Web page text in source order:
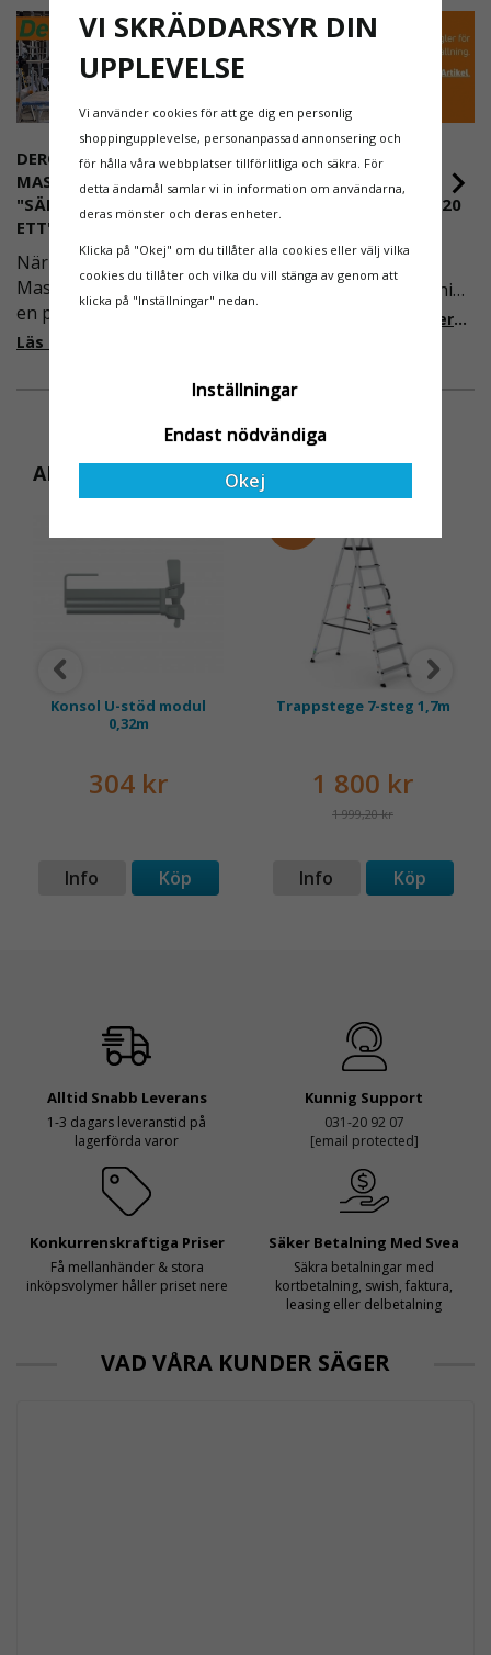
risken för olyckor.
Med Minitower 6,4 m SP PRO får du en smidig,
säker och flexibel lösning som underlättar
arbetet i både hem och arbetsplats.
DEROME
MASKINUTHYRNING -
"SÄKERHET ÄR ALLTID PRIO
ETT"
När Derome
Maskinuthyrning behövde
en pålitlig partner inom
fallskydd och
valet på
Med daglig verksamhet på
hög höjd är det avgörande
både har rätt produkter
NYA REGLER FÖR
RULLSTÄLLNING -
AFS2023:9 & EN1004:2020
högst osannolikt så är
våra regler för rullställning
i Sverige slappare än de
ändring på. Från och med
föreskrifter i kraft i
Sverige gällande
rullställningar, med s
Läs mer om de nya reglerna!
ANDRA KÖPTE ÄVEN
Konsol U-stöd modul
0,32m
304 kr
Info Köp
Trappstege 7-steg 1,7m
1 800 kr
1 999,20 kr
Info Köp
Alltid Snabb Leverans
1-3 dagars leveranstid på
lagerförda varor
Kunnig Support
031-20 92 07
[email protected]
Konkurrenskraftiga Priser
Få mellanhänder & stora
inköpsvolymer håller priset nere
Säker Betalning Med Svea
Säkra betalningar med
kortbetalning, swish, faktura,
leasing eller delbetalning
VAD VÅRA KUNDER SÄGER
VI SKRÄDDARSYR DIN
UPPLEVELSE
Vi använder cookies för att ge dig en personlig
shoppingupplevelse, personanpassad annonsering och
för hålla våra webbplatser tillförlitliga och säkra. För
detta ändamål samlar vi in information om användarna,
deras mönster och deras enheter.
Klicka på "Okej" om du tillåter alla cookies eller välj vilka
cookies du tillåter och vilka du vill stänga av genom att
klicka på "Inställningar" nedan.
Inställningar
Endast nödvändiga
Okej